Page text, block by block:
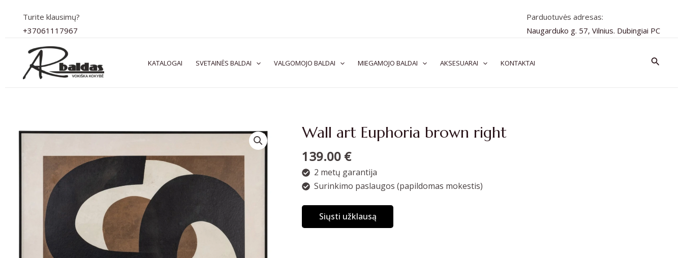
turinio
Turite klausimų?
+37061117967
Parduotuvės adresas:
Naugarduko g. 57, Vilnius. Dubingiai PC
KATALOGAI SVETAINĖS BALDAI VALGOMOJO BALDAI MIEGAMOJO BALDAI AKSESUARAI KONTAKTAI Paieška
Wall art Euphoria brown right
139.00 €
2 metų garantija
Surinkimo paslaugos (papildomas mokestis)
Siųsti užklausą